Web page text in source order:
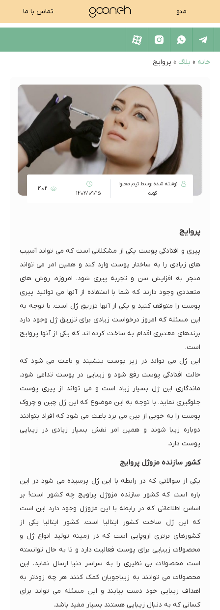
منو تماس با ما
خانه » بلاگ » پروایج
نوشته شده توسط تیم محتوا
گونه
1402/09/15
1902
پروایج
پیری و افتادگی پوست یکی از مشکلاتی است که می تواند آسیب
های زیادی را به ساختار پوست وارد کند و همین امر می تواند
منجر به افزایش سن و تجربه پیری شود. امروزه، روش های
متعددی وجود دارند که شما با استفاده از آنها می توانید پیری
پوست را متوقف کنید و یکی از آنها تزریق ژل است. با توجه به
این مسئله که امروز درخواست زیادی برای تزریق ژل وجود دارد
برندهای معتبری اقدام به ساخت کرده اند که یکی از آنها پروایج
است.
این ژل می تواند در زیر پوست بنشیند و باعث می شود که
حالت افتادگی پوست رفع شود و زیبایی در پوست تداعی شود.
ماندگاری این ژل بسیار زیاد است و می تواند از پیری پوست
جلوگیری نماید. با توجه به این موضوع که این ژل چین و چروک
پوست را به خوبی از بین می برد باعث می شود که افراد بتوانند
دوباره زیبا شوند و همین امر نقش بسیار زیادی در زیبایی
پوست دارد.
کشور سازنده مزوژل پروایج
یکی از سوالاتی که در رابطه با این ژل پرسیده می شود در این
باره است که کشور سازنده مزوژل پراویج چه کشور است! بر
اساس اطلاعاتی که در رابطه با این مژوژل وجود دارد این است
که این ژل ساخت کشور ایتالیا است. کشور ایتالیا یکی از
کشورهای برتری اروپایی است که در زمینه تولید انواع ژل و
محصولات زیبایی برای پوست فعالیت دارد و تا به حال توانسته
است محصولات بی نظیری را به سراسر دنیا ارسال نماید. این
محصولات می توانند به زیباجویان کمک کنند هر چه زودتر به
اهداف زیبایی خود دست بیابند و این مسئله می تواند برای
کسانی که به دنبال زیبایی هستند بسیار مفید باشد.